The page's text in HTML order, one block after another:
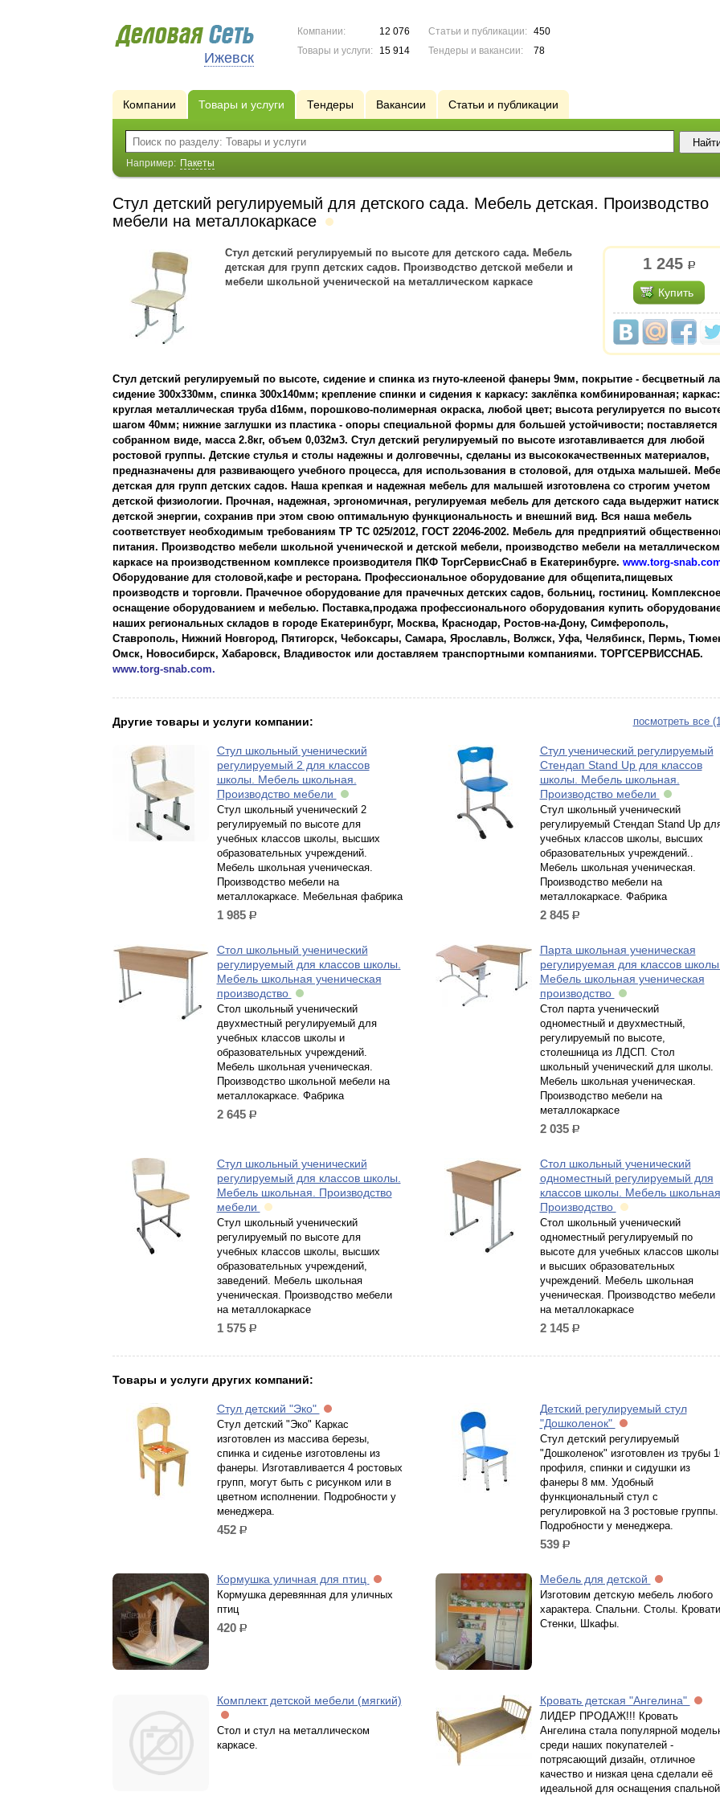
Ижевск
Компании:
12 076
Товары и услуги:
15 914
Статьи и публикации:
450
Тендеры и вакансии:
78
Компании Товары и услуги Тендеры Вакансии Статьи и публикации
Например: Пакеты
Стул детский регулируемый для детского сада. Мебель детская. Производство
мебели на металлокаркасе
1 245 р.
Купить
Стул детский регулируемый по высоте для детского сада. Мебель
детская для групп детских садов. Производство детской мебели и
мебели школьной ученической на металлическом каркасе
Стул детский регулируемый по высоте, сидение и спинка из гнуто-клееной фанеры 9мм, покрытие - бесцветный
сидение 300х330мм, спинка 300х140мм; крепление спинки и сидения к каркасу: заклёпка комбинированная; каркас:
круглая металлическая труба d16мм, порошково-полимерная окраска, любой цвет; высота регулируется по
шагом 40мм; нижние заглушки из пластика - опоры специальной формы для большей устойчивости; поставляется
собранном виде, масса 2.8кг, объем 0,032м3. Стул детский регулируемый по высоте изготавливается для любой
ростовой группы. Детские стулья и столы надежны и долговечны, сделаны из высококачественных материалов,
предназначены для развивающего учебного процесса, для использования в столовой, для отдыха малышей.
детская для групп детских садов. Наша крепкая и надежная мебель для малышей изготовлена со строгим учетом
детской физиологии. Прочная, надежная, эргономичная, регулируемая мебель для детского сада выдержит натиск
детской энергии, сохранив при этом свою оптимальную функциональность и внешний вид. Вся наша мебель
соответствует необходимым требованиям ТР ТС 025/2012, ГОСТ 22046-2002. Мебель для предприятий
питания. Производство мебели школьной ученической и детской мебели, производство мебели на металлическом
каркасе на производственном комплексе производителя ПКФ ТоргСервисСнаб в Екатеринбурге. www.torg-
Оборудование для столовой,кафе и ресторана. Профессиональное оборудование для общепита,пищевых
производств и торговли. Прачечное оборудование для прачечных детских садов, больниц, гостиниц. Комплексное
оснащение оборудованием и мебелью. Поставка,продажа профессионального оборудования купить
наших региональных складов в городе Екатеринбург, Москва, Краснодар, Ростов-на-Дону, Симферополь,
Ставрополь, Нижний Новгород, Пятигорск, Чебоксары, Самара, Ярославль, Волжск, Уфа, Челябинск, Пермь,
Омск, Новосибирск, Хабаровск, Владивосток или доставляем транспортными компаниями. ТОРГСЕРВИССНАБ.
www.torg-snab.com.
посмотреть все
Другие товары и услуги компании:
Стул школьный ученический
регулируемый 2 для классов
школы. Мебель школьная.
Производство мебели
Стул школьный ученический 2
регулируемый по высоте для
учебных классов школы, высших
образовательных учреждений.
Мебель школьная ученическая.
Производство мебели на
металлокаркасе. Мебельная фабрика
1 985 р.
Стул ученический регулируемый
Стендап Stand Up для классов
школы. Мебель школьная.
Производство мебели
Стул школьный ученический
регулируемый Стендап Stand Up
учебных классов школы, высших
образовательных учреждений..
Мебель школьная ученическая.
Производство мебели на
металлокаркасе. Фабрика
2 845 р.
Стол школьный ученический
регулируемый для классов школы.
Мебель школьная ученическая
производство
Стол школьный ученический
двухместный регулируемый для
учебных классов школы и
образовательных учреждений.
Мебель школьная ученическая.
Производство школьной мебели на
металлокаркасе. Фабрика
2 645 р.
Парта школьная ученическая
регулируемая для классов школы.
Мебель школьная ученическая
производство
Стол парта ученический
одноместный и двухместный,
регулируемый по высоте,
столешница из ЛДСП. Стол
школьный ученический для школы.
Мебель школьная ученическая.
Производство мебели на
металлокаркасе
2 035 р.
Стул школьный ученический
регулируемый для классов школы.
Мебель школьная. Производство
мебели
Стул школьный ученический
регулируемый по высоте для
учебных классов школы, высших
образовательных учреждений,
заведений. Мебель школьная
ученическая. Производство мебели
на металлокаркасе
1 575 р.
Стол школьный ученический
одноместный регулируемый для
классов школы. Мебель школьная.
Производство
Стол школьный ученический
одноместный регулируемый по
высоте для учебных классов школы
и высших образовательных
учреждений. Мебель школьная
ученическая. Производство мебели
на металлокаркасе
2 145 р.
Товары и услуги других компаний:
Стул детский "Эко"
Стул детский "Эко" Каркас
изготовлен из массива березы,
спинка и сиденье изготовлены из
фанеры. Изготавливается 4 ростовых
групп, могут быть с рисунком или в
цветном исполнении. Подробности у
менеджера.
452 р.
Детский регулируемый стул
"Дошколенок"
Стул детский регулируемый
"Дошколенок" изготовлен из трубы
профиля, спинки и сидушки из
фанеры 8 мм. Удобный
функциональный стул с
регулировкой на 3 ростовые группы.
Подробности у менеджера.
539 р.
Кормушка уличная для птиц
Кормушка деревянная для уличных
птиц
420 р.
Мебель для детской
Изготовим детскую мебель любого
характера. Спальни. Столы.
Стенки, Шкафы.
Комплект детской мебели (мягкий)
Стол и стул на металлическом
каркасе.
Кровать детская "Ангелина"
ЛИДЕР ПРОДАЖ!!! Кровать
Ангелина стала популярной
среди наших покупателей -
потрясающий дизайн, отличное
качество и низкая цена сделали её
идеальной для оснащения спальной